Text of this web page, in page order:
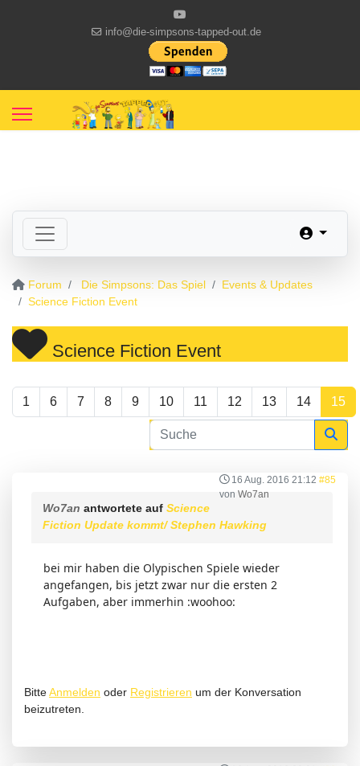
info@die-simpsons-tapped-out.de
Forum Die Simpsons: Das Spiel
Events & Updates
Science Fiction Event
Science Fiction Event
1 6 7 8 9 10 11 12 13 14 15
16 Aug. 2016 21:12 #85
von Wo7an
Wo7an antwortete auf Science
Fiction Update kommt/ Stephen Hawking
bei mir haben die Olypischen Spiele wieder
angefangen, bis jetzt zwar nur die ersten 2
Aufgaben, aber immerhin :woohoo:
BitteAnmelden oder Registrieren um der Konversation
beizutreten.